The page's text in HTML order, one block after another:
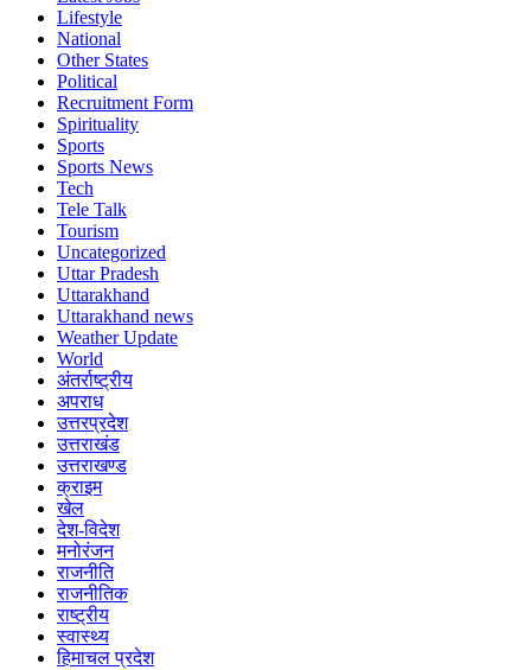
Lifestyle
National
Other States
Political
Recruitment Form
Spirituality
Sports
Sports News
Tech
Tele Talk
Tourism
Uncategorized
Uttar Pradesh
Uttarakhand
Uttarakhand news
Weather Update
World
अंतर्राष्ट्रीय
अपराध
उत्तरप्रदेश
उत्तराखंड
उत्तराखण्ड
क्राइम
खेल
देश-विदेश
मनोरंजन
राजनीति
राजनीतिक
राष्ट्रीय
स्वास्थ्य
हिमाचल प्रदेश